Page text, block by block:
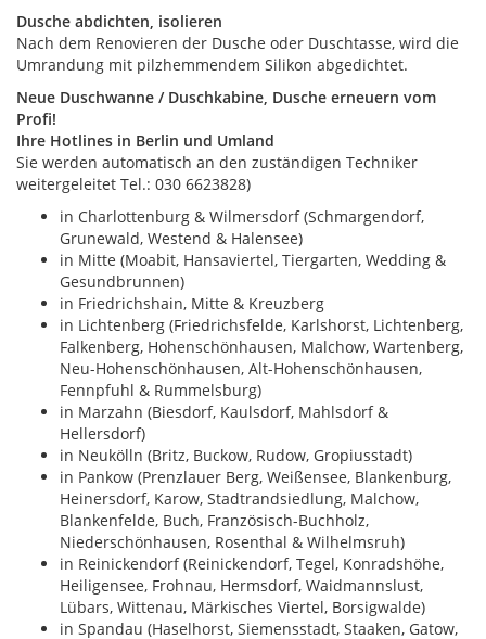
Dusche abdichten, isolieren
Nach dem Renovieren der Dusche oder Duschtasse, wird die
Umrandung mit pilzhemmendem Silikon abgedichtet.
Neue Duschwanne / Duschkabine, Dusche erneuern vom
Profi!
Ihre Hotlines in Berlin und Umland
Sie werden automatisch an den zuständigen Techniker
weitergeleitet Tel.: 030 6623828)
in Charlottenburg & Wilmersdorf (Schmargendorf,
Grunewald, Westend & Halensee)
in Mitte (Moabit, Hansaviertel, Tiergarten, Wedding &
Gesundbrunnen)
in Friedrichshain, Mitte & Kreuzberg
in Lichtenberg (Friedrichsfelde, Karlshorst, Lichtenberg,
Falkenberg, Hohenschönhausen, Malchow, Wartenberg,
Neu-Hohenschönhausen, Alt-Hohenschönhausen,
Fennpfuhl & Rummelsburg)
in Marzahn (Biesdorf, Kaulsdorf, Mahlsdorf &
Hellersdorf)
in Neukölln (Britz, Buckow, Rudow, Gropiusstadt)
in Pankow (Prenzlauer Berg, Weißensee, Blankenburg,
Heinersdorf, Karow, Stadtrandsiedlung, Malchow,
Blankenfelde, Buch, Französisch-Buchholz,
Niederschönhausen, Rosenthal & Wilhelmsruh)
in Reinickendorf (Reinickendorf, Tegel, Konradshöhe,
Heiligensee, Frohnau, Hermsdorf, Waidmannslust,
Lübars, Wittenau, Märkisches Viertel, Borsigwalde)
in Spandau (Haselhorst, Siemensstadt, Staaken, Gatow,